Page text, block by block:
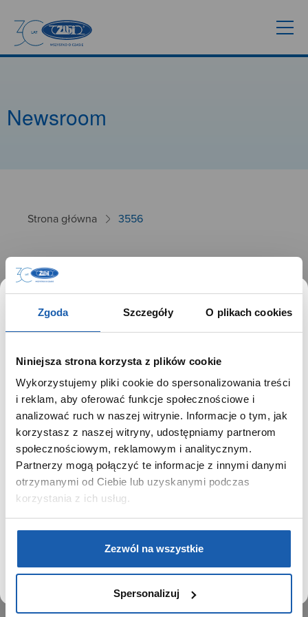
Zgoda Szczegóły O plikach cookies
Niniejsza strona korzysta z plików cookie
Wykorzystujemy pliki cookie do spersonalizowania treści
i reklam, aby oferować funkcje społecznościowe i
analizować ruch w naszej witrynie. Informacje o tym, jak
korzystasz z naszej witryny, udostępniamy partnerom
społecznościowym, reklamowym i analitycznym.
Partnerzy mogą połączyć te informacje z innymi danymi
otrzymanymi od Ciebie lub uzyskanymi podczas
korzystania z ich usług.
Zezwól na wszystkie
Spersonalizuj
Newsroom
Strona główna 3556
3556
26.09.2024
GRUPA ZIBI
Historia
Misja, wizja i wartości Grupy Zibi
Ważne daty
Kariera
Zgoda na ciasteczka
PRODUKTY
Kalkulatory
SIECI SPRZEDAŻY
SZANOWNY UŻYTKOWNIKU,
SZANOWNA UŻYTKOWNICZKO
Używamy plików cookie w celach analitycznych,
statystycznych i marketingowych, w tym aby analizować
ruch w tej witrynie, optymalizować jej działanie oraz
zapamiętywać Twoje preferencje.